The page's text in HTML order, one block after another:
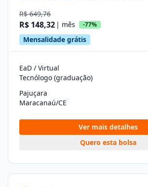
R$ 649,76
R$ 148,32 | mês -77%
Mensalidade grátis
EaD / Virtual
Tecnólogo (graduação)
Pajuçara
Maracanaú/CE
Ver mais detalhes
Quero esta bolsa